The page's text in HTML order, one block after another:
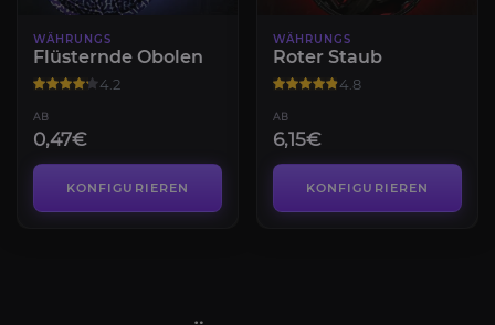
WÄHRUNGS
Flüsternde Obolen
4.2
AB
0,47€
KONFIGURIEREN
WÄHRUNGS
Roter Staub
4.8
AB
6,15€
KONFIGURIEREN